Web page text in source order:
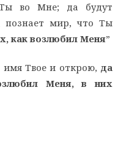
во Мне; да будут
познает мир, что Ты
как возлюбил Меня”
Твое и открою, да
Меня, в них